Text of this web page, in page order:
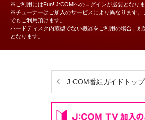
※ご利用にはFun! J:COMへのログインが必要となり
※チューナーはご加入のサービスにより異なります。
でもご利用頂けます。
ハードディスク内蔵型でない機器をご利用の場合、
となります。
J:COM番組ガイドトッ